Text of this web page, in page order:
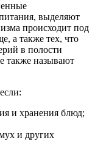
выделяют
происходит под
а также тех, что
в полости
также называют
и хранения блюд;
и других